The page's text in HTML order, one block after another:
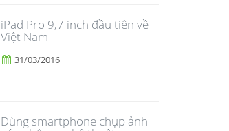
iPad Pro 9,7 inch đầu tiên về
Việt Nam
31/03/2016
Dùng smartphone chụp ảnh